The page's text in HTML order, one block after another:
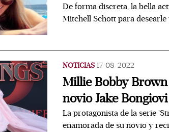
De forma discreta, la bella
Mitchell Schott para
NOTICIAS 17/08/2022
Millie Bobby
novio Jake Bongiovi
La protagonista de la serie
enamorada de su novio y